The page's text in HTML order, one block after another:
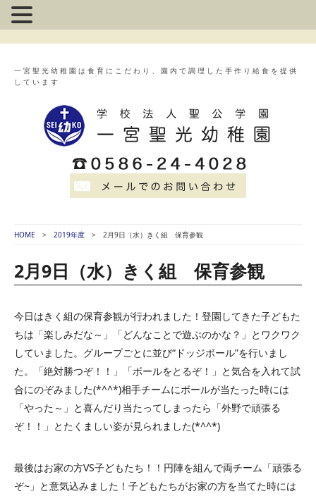
一宮聖光幼稚園は食育にこだわり、園内で調理した手作り給食を提供
しています
HOME 2019年度 2月9日（水）きく組 保育参観
2月9日（水）きく組 保育参観
今日はきく組の保育参観が行われました！登園してきた子どもた
ちは「楽しみだな～」「どんなことで遊ぶのかな？」とワクワク
していました。グループごとに並び“ドッジボール”を行いまし
た。「絶対勝つぞ！！」「ボールをとるぞ！」と気合を入れて試
合にのぞみました(*^^*)相手チームにボールが当たった時には
「やった～」と喜んだり当たってしまったら「外野で頑張る
ぞ！！」とたくましい姿が見られました(*^^*)
最後はお家の方VS子どもたち！！円陣を組んで両チーム「頑張る
ぞ~」と意気込みました！子どもたちがお家の方を当てた時には